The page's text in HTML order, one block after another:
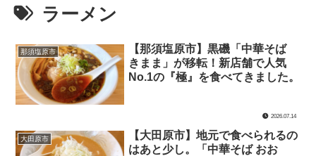
ラーメン
那須塩原市
【那須塩原市】黒磯「中華そば
きまま」が移転！新店舗で人気
No.1の『極』を食べてきました。
2026.07.14
大田原市
【大田原市】地元で食べられるの
はあと少し。「中華そば おお